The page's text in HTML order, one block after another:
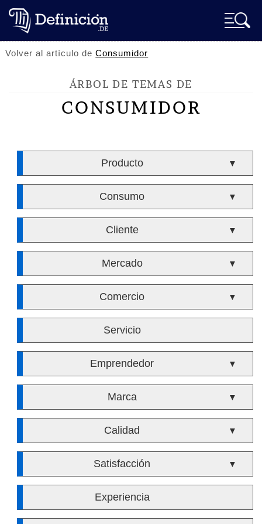
Volver al artículo deConsumidor
ÁRBOL DE TEMAS DE
CONSUMIDOR
Producto ▼
Consumo ▼
Cliente ▼
Mercado ▼
Comercio ▼
Servicio
Emprendedor ▼
Marca ▼
Calidad ▼
Satisfacción ▼
Experiencia